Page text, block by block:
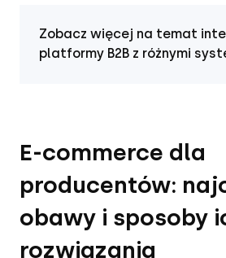
Zobacz więcej na temat
platformy B2B z różnymi
E-commerce dla
producentów:
obawy i sposoby
rozwiązania